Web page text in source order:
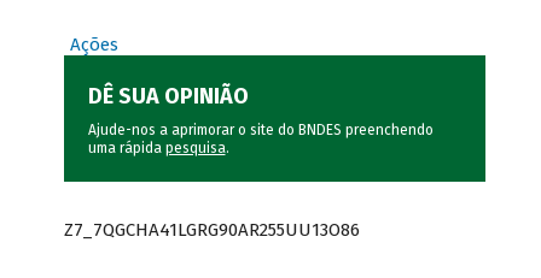
Ações
DÊ SUA OPINIÃO
Ajude-nos a aprimorar o site do BNDES preenchendo
uma rápida pesquisa.
Z7_7QGCHA41LGRG90AR255UU13O86